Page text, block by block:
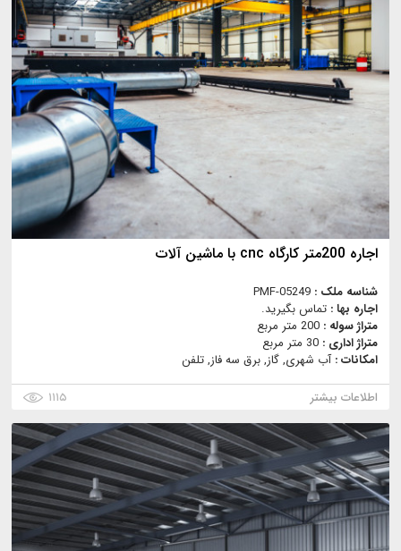
اجاره 200متر کارگاه cnc با ماشین آلات
شناسه ملک : PMF-05249
اجاره بها : تماس بگیرید.
متراژ سوله : 200 متر مربع
متراژ اداری : 30 متر مربع
امکانات :آب شهری, گاز, برق سه فاز, تلفن
اطلاعات بیشتر
۱۱۱۵